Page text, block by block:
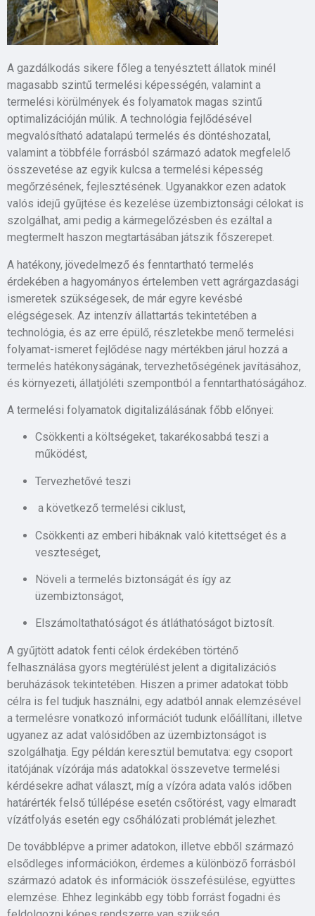
A gazdálkodás sikere főleg a tenyésztett állatok minél
magasabb szintű termelési képességén, valamint a
termelési körülmények és folyamatok magas szintű
optimalizációján múlik. A technológia fejlődésével
megvalósítható adatalapú termelés és döntéshozatal,
valamint a többféle forrásból származó adatok megfelelő
összevetése az egyik kulcsa a termelési képesség
megőrzésének, fejlesztésének. Ugyanakkor ezen adatok
valós idejű gyűjtése és kezelése üzembiztonsági célokat is
szolgálhat, ami pedig a kármegelőzésben és ezáltal a
megtermelt haszon megtartásában játszik főszerepet.
A hatékony, jövedelmező és fenntartható termelés
érdekében a hagyományos értelemben vett agrárgazdasági
ismeretek szükségesek, de már egyre kevésbé
elégségesek. Az intenzív állattartás tekintetében a
technológia, és az erre épülő, részletekbe menő termelési
folyamat-ismeret fejlődése nagy mértékben járul hozzá a
termelés hatékonyságának, tervezhetőségének javításához,
és környezeti, állatjóléti szempontból a fenntarthatóságához.
A termelési folyamatok digitalizálásának főbb előnyei:
Csökkenti a költségeket, takarékosabbá teszi a
működést,
Tervezhetővé teszi
a következő termelési ciklust,
Csökkenti az emberi hibáknak való kitettséget és a
veszteséget,
Növeli a termelés biztonságát és így az
üzembiztonságot,
Elszámoltathatóságot és átláthatóságot biztosít.
A gyűjtött adatok fenti célok érdekében történő
felhasználása gyors megtérülést jelent a digitalizációs
beruházások tekintetében. Hiszen a primer adatokat több
célra is fel tudjuk használni, egy adatból annak elemzésével
a termelésre vonatkozó információt tudunk előállítani, illetve
ugyanez az adat valósidőben az üzembiztonságot is
szolgálhatja. Egy példán keresztül bemutatva: egy csoport
itatójának vízórája más adatokkal összevetve termelési
kérdésekre adhat választ, míg a vízóra adata valós időben
határérték felső túllépése esetén csőtörést, vagy elmaradt
vízátfolyás esetén egy csőhálózati problémát jelezhet.
De továbblépve a primer adatokon, illetve ebből származó
elsődleges információkon, érdemes a különböző forrásból
származó adatok és információk összefésülése, együttes
elemzése. Ehhez leginkább egy több forrást fogadni és